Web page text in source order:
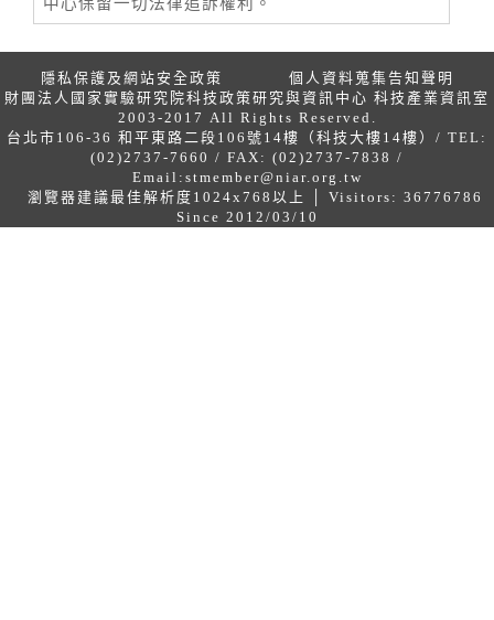
隱私保護及網站安全政策
個人資料蒐集告知聲明
財團法人國家實驗研究院科技政策研究與資訊中心 科技產業資訊室
2003-2017 All Rights Reserved.
台北市106-36 和平東路二段106號14樓（科技大樓14樓）/ TEL:
(02)2737-7660 / FAX: (02)2737-7838 /
Email: stmember@niar.org.tw
瀏覽器建議最佳解析度1024x768以上 │ Visitors: 36776786
Since 2012/03/10